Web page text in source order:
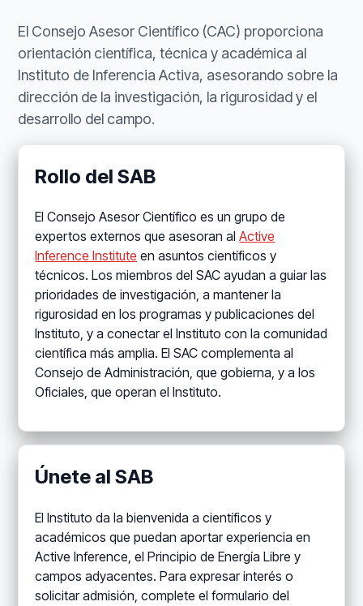
El Consejo Asesor Científico (CAC) proporciona
orientación científica, técnica y académica al
Instituto de Inferencia Activa, asesorando sobre la
dirección de la investigación, la rigurosidad y el
desarrollo del campo.
Rollo del SAB
El Consejo Asesor Científico es un grupo de
expertos externos que asesoran alActive
Inference Institute en asuntos científicos y
técnicos. Los miembros del SAC ayudan a guiar las
prioridades de investigación, a mantener la
rigurosidad en los programas y publicaciones del
Instituto, y a conectar el Instituto con la comunidad
científica más amplia. El SAC complementa al
Consejo de Administración, que gobierna, y a los
Oficiales, que operan el Instituto.
Únete al SAB
El Instituto da la bienvenida a científicos y
académicos que puedan aportar experiencia en
Active Inference, el Principio de Energía Libre y
campos adyacentes. Para expresar interés o
solicitar admisión, complete el formulario del